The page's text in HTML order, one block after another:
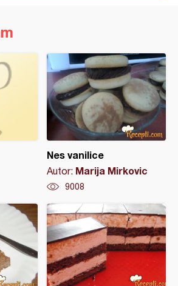
Nes vanilice
Autor: Marija Mirkovic
9008